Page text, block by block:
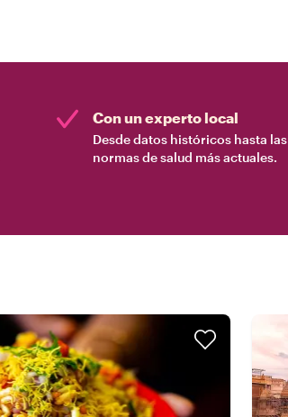
Con un experto local
Desde datos históricos hasta las
normas de salud más actuales.